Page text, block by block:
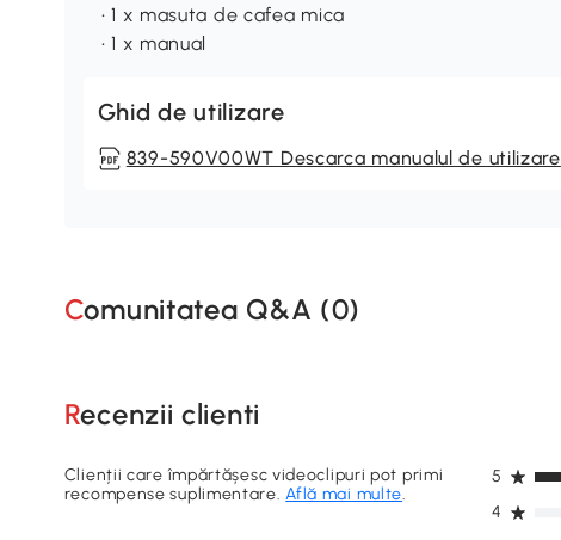
• 1 x masuta de cafea mica
• 1 x manual
Ghid de utilizare
839-590V00WT Descarca manualul de utilizare
Comunitatea Q&A (0)
Recenzii clienti
Clienții care împărtășesc videoclipuri pot primi
recompense suplimentare.Află mai multe.
4
5